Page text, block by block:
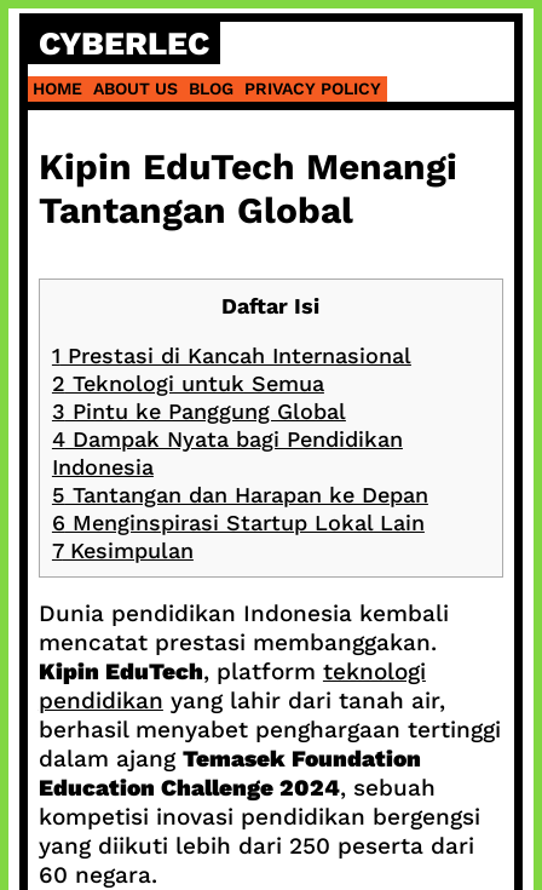
Skip
content
CYBERLEC
HOME ABOUT US BLOG PRIVACY POLICY
Kipin EduTech Menangi
Tantangan Global
Daftar Isi
1 Prestasi di Kancah Internasional
2 Teknologi untuk Semua
3 Pintu ke Panggung Global
4Dampak Nyata bagi Pendidikan
Indonesia
5 Tantangan dan Harapan ke Depan
6 Menginspirasi Startup Lokal Lain
7Kesimpulan
Dunia pendidikan Indonesia kembali
mencatat prestasi membanggakan.
Kipin EduTech, platform teknologi
pendidikan yang lahir dari tanah air,
berhasil menyabet penghargaan tertinggi
dalam ajang Temasek Foundation
Education Challenge 2024, sebuah
kompetisi inovasi pendidikan bergengsi
yang diikuti lebih dari 250 peserta dari
60 negara.